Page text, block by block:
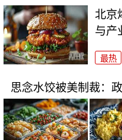
北京
与产
最热
思念水饺被美制裁：